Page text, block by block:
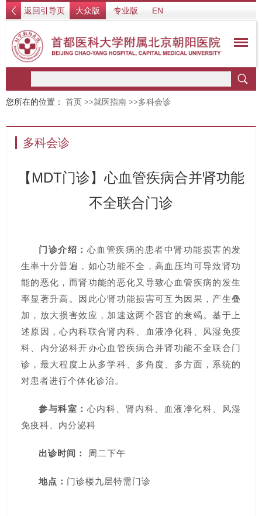
返回引导页 大众版 专业版 EN
您所在的位置： 首页 >>就医指南 >>多科会诊
多科会诊
【MDT门诊】心血管疾病合并肾功能
不全联合门诊
门诊介绍： 心血管疾病的患者中肾功能损害的发
生率十分普遍，如心功能不全，高血压均可导致肾功
能的恶化，而肾功能的恶化又导致心血管疾病的发生
率显著升高。因此心肾功能损害可互为因果，产生叠
加，放大损害效应，加速这两个器官的衰竭。基于上
述原因，心内科联合肾内科、血液净化科、风湿免疫
科、内分泌科开办心血管疾病合并肾功能不全联合门
诊，最大程度上从多学科、多角度、多方面，系统的
对患者进行个体化诊治。
参与科室： 心内科、肾内科、血液净化科、风湿
免疫科、内分泌科
出诊时间： 周二下午
地点： 门诊楼九层特需门诊